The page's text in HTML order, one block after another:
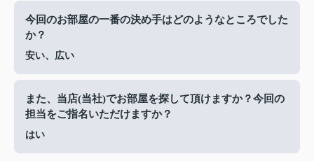
今回のお部屋の一番の決め手はどのようなところでした
か？
安い、広い
また、当店(当社)でお部屋を探して頂けますか？今回の
担当をご指名いただけますか？
はい